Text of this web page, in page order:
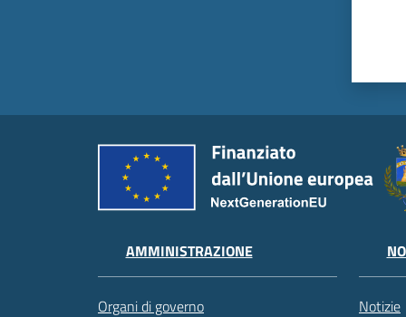
AMMINISTRAZIONE
Organi di governo
Notizie